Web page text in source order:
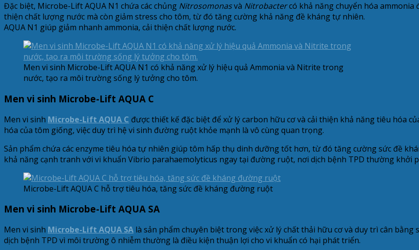
Đặc biệt, Microbe-Lift AQUA N1 chứa các chủng Nitrosomonasvà Nitrobactercó khả năng chuyển hóa ammonia
thiện chất lượng nước mà còn giảm stress cho tôm, từ đó tăng cường khả năng đề kháng tự nhiên.
AQUA N1 giúp giảm nhanh ammonia, cải thiện chất lượng nước.
Men vi sinh Microbe-Lift AQUA N1 có khả năng xử lý hiệu quả Ammonia và Nitrite trong
nước, tạo ra môi trường sống lý tưởng cho tôm.
Men vi sinh Microbe-Lift AQUA C
Men vi sinh Microbe-Lift AQUA C được thiết kế đặc biệt để xử lý carbon hữu cơ và cải thiện khả năng tiêu hóa
hóa của tôm giống, việc duy trì hệ vi sinh đường ruột khỏe mạnh là vô cùng quan trọng.
Sản phẩm chứa các enzyme tiêu hóa tự nhiên giúp tôm hấp thụ dinh dưỡng tốt hơn, từ đó tăng cường sức đề
khả năng cạnh tranh với vi khuẩn Vibrio parahaemolyticus ngay tại đường ruột, nơi dịch bệnh TPD thường khởi
Microbe-Lift AQUA C hỗ trợ tiêu hóa, tăng sức đề kháng đường ruột
Men vi sinh Microbe-Lift AQUA SA
Men vi sinh Microbe-Lift AQUA SA là sản phẩm chuyên biệt trong việc xử lý chất thải hữu cơ và duy trì cân
dịch bệnh TPD vì môi trường ô nhiễm thường là điều kiện thuận lợi cho vi khuẩn có hại phát triển.